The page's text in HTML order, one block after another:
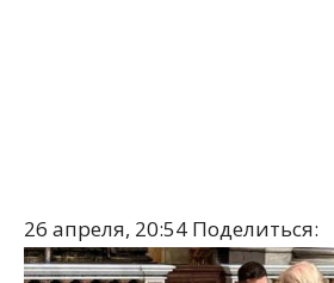
26 апреля, 20:54 Поделиться: